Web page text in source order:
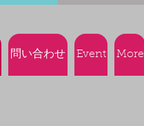
問い合わせ Event More